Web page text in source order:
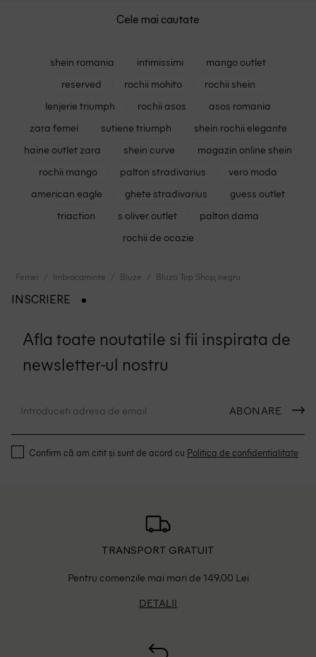
Cele mai cautate
shein romania intimissimi
mango outlet
reserved
rochii mohito
rochii shein
lenjerie triumph
rochii asos
asos romania
zara femei
sutiene triumph
shein rochii elegante
haine outlet zara
shein curve
magazin online shein
rochii mango
palton stradivarius
vero moda
american eagle
ghete stradivarius
guess outlet
triaction
s oliver outlet
palton dama
rochii de ocazie
Femei Imbracaminte Bluze Bluza Top Shop, negru
INSCRIERE
Afla toate noutatile si fii inspirata de
newsletter-ul nostru
ABONARE
Confirm că am citit și sunt de acord cu Politica de confidentialitate
TRANSPORT GRATUIT
Pentru comenzile mai mari de 149.00 Lei
DETALII